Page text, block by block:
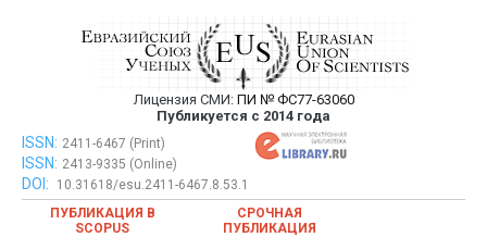
Евразийский Союз Ученых —
публикация научных статей в
ежемесячном научном журнале
Лицензия СМИ: ПИ № ФС77-63060
Публикуется с 2014 года
Евразийский Союз Ученых — публикация научных статей в
ежемесячном научном журнале
ISSN: 2411-6467 (Print)
ISSN: 2413-9335 (Online)
DOI:
10.31618/esu.2411-6467.8.53.1
ПУБЛИКАЦИЯ В
SCOPUS
СРОЧНАЯ
ПУБЛИКАЦИЯ